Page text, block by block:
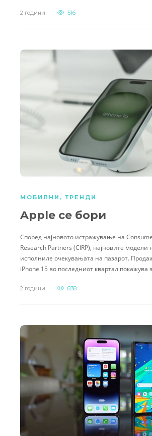
2 години 516
МОБИЛНИ , ТРЕНДИ
Apple се бори
Според најновото истражување на
Research Partners (CIRP), најновите модели
исполниле очекувањата на пазарот.
iPhone 15 во последниот квартал
2 години 838